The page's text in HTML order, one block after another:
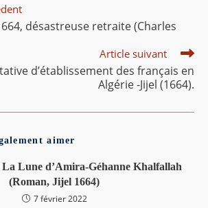
désastreuse retraite (Charles
Article suivant
d’établissement des français en
Algérie -Jijel (1664).
aimer
Lune d’Amira-Géhanne Khalfallah
(Roman, Jijel 1664)
7 février 2022